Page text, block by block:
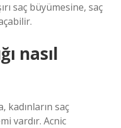
saç büyümesine, saç
nasıl
kadınların saç
vardır. Acnic